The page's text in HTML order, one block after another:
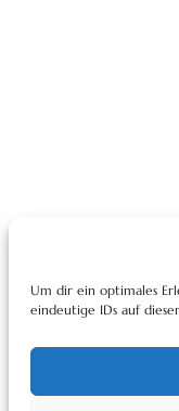
Um dir ein optimales
eindeutige IDs auf